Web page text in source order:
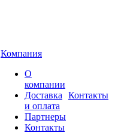
Компания
О
компании
Доставка
и оплата
Партнеры
Контакты
Контакты